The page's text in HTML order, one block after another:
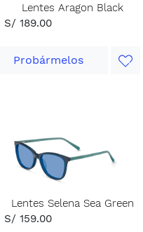
Lentes Aragon Black
S/ 189.00
Probármelos
Lentes Selena Sea Green
S/ 159.00